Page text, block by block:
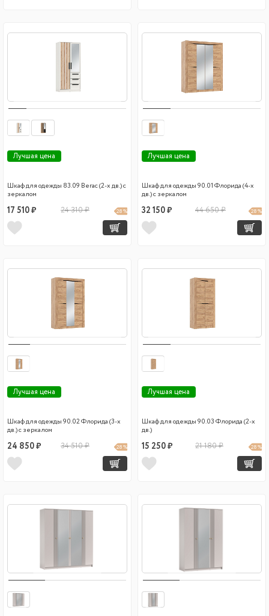
Лучшая цена
Шкаф для одежды 83.09 Вегас (2-х дв.) с
зеркалом
17 510 ₽ 24 310 ₽ 28 %
Лучшая цена
Шкаф для одежды 90.01 Флорида (4-х
дв.) с зеркалом
32 150 ₽ 44 650 ₽ 28 %
Лучшая цена
Шкаф для одежды 90.02 Флорида (3-х
дв.) с зеркалом
24 850 ₽ 34 510 ₽ 28 %
Лучшая цена
Шкаф для одежды 90.03 Флорида (2-х
дв.)
15 250 ₽ 21 180 ₽ 28 %